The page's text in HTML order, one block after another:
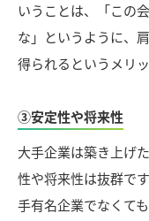
いうことは、「この
な」というように、
得られるというメリ
③安定性や将来性
大手企業は築き上げ
性や将来性は抜群で
手有名企業でなくて